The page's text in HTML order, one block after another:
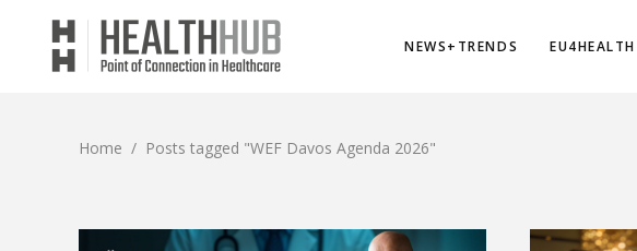
NEWS+TRENDS EU4HEALTH
Home / Posts tagged "WEF Davos Agenda 2026"